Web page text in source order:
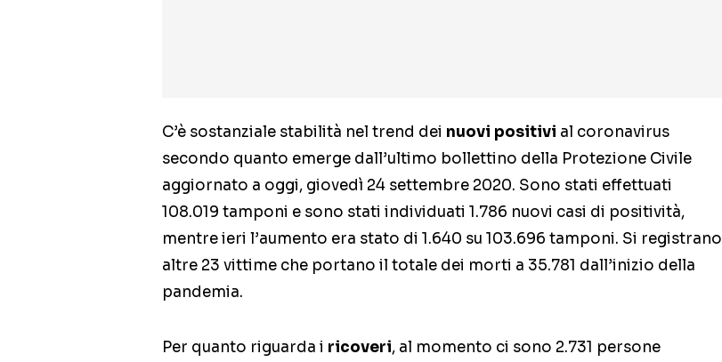
C’è sostanziale stabilità nel trend dei nuovi positivi al coronavirus
secondo quanto emerge dall’ultimo bollettino della Protezione Civile
aggiornato a oggi, giovedì 24 settembre 2020. Sono stati effettuati
108.019 tamponi e sono stati individuati 1.786 nuovi casi di positività,
mentre ieri l’aumento era stato di 1.640 su 103.696 tamponi. Si registrano
altre 23 vittime che portano il totale dei morti a 35.781 dall’inizio della
pandemia.
Per quanto riguarda i ricoveri, al momento ci sono 2.731 persone